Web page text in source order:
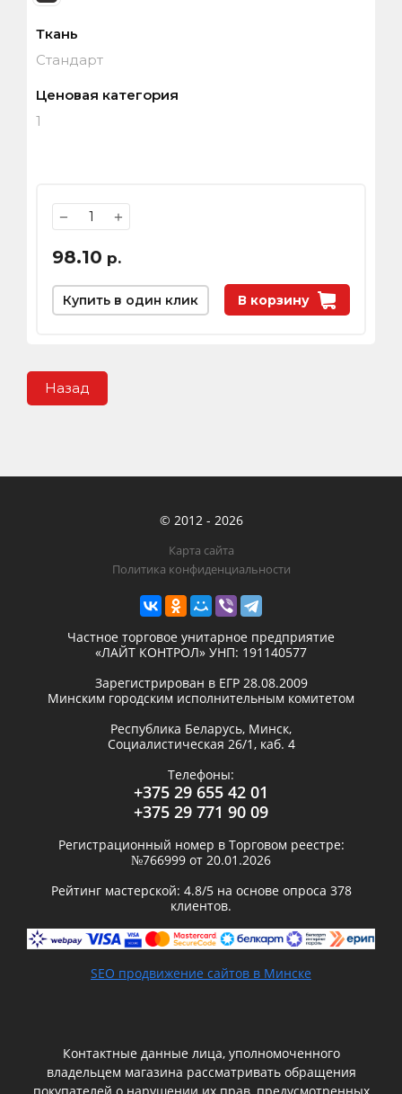
Ткань
Стандарт
Ценовая категория
1
− +
98.10 р.
В корзину
Купить в один клик
Назад
© 2012 - 2026
Карта сайта
Политика конфиденциальности
Частное торговое унитарное предприятие
«ЛАЙТ КОНТРОЛ» УНП: 191140577
Зарегистрирован в ЕГР 28.08.2009
Минским городским исполнительным комитетом
Республика Беларусь, Минск,
Социалистическая 26/1, каб. 4
Телефоны:
+375 29 655 42 01
+375 29 771 90 09
Регистрационный номер в Торговом реестре:
№766999 от 20.01.2026
Рейтинг мастерской: 4.8/5 на основе опроса 378
клиентов.
SEO продвижение сайтов в Минске
Контактные данные лица, уполномоченного
владельцем магазина рассматривать обращения